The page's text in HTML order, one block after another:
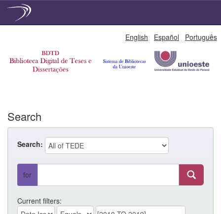
English Español Português
Search
Search:
for
Current filters: